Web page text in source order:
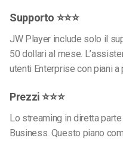
Supporto ⭐⭐⭐
JW Player include solo il
50 dollari al mese.
utenti Enterprise con piani
Prezzi ⭐⭐⭐
Lo streaming in diretta
Business. Questo piano